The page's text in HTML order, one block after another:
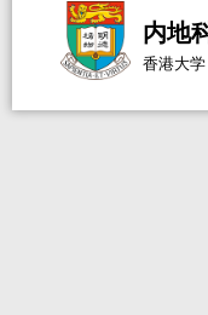
内地
香港大学